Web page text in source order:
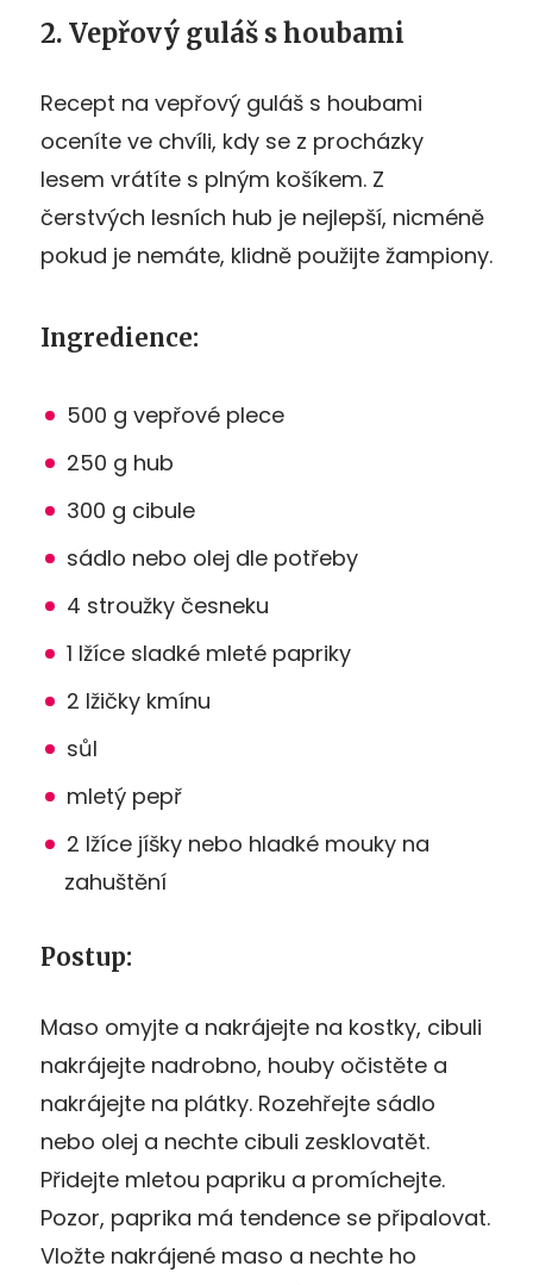
2. Vepřový guláš s houbami
Recept na vepřový guláš s houbami
oceníte ve chvíli, kdy se z procházky
lesem vrátíte s plným košíkem. Z
čerstvých lesních hub je nejlepší, nicméně
pokud je nemáte, klidně použijte žampiony.
Ingredience:
500 g vepřové plece
250 g hub
300 g cibule
sádlo nebo olej dle potřeby
4 stroužky česneku
1 lžíce sladké mleté papriky
2 lžičky kmínu
sůl
mletý pepř
2 lžíce jíšky nebo hladké mouky na
zahuštění
Postup:
Maso omyjte a nakrájejte na kostky, cibuli
nakrájejte nadrobno, houby očistěte a
nakrájejte na plátky. Rozehřejte sádlo
nebo olej a nechte cibuli zesklovatět.
Přidejte mletou papriku a promíchejte.
Pozor, paprika má tendence se připalovat.
Vložte nakrájené maso a nechte ho